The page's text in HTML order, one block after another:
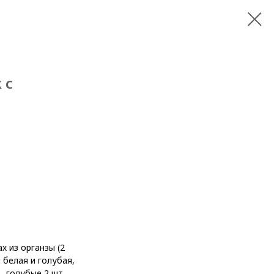
из органзы (2
и голубая,